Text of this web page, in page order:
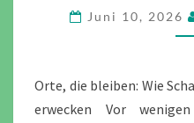
Juni 10, 2026
Orte, die bleiben: Wie
erwecken Vor